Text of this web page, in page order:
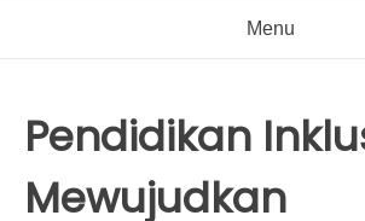
Menu
Pendidikan
Mewujudkan